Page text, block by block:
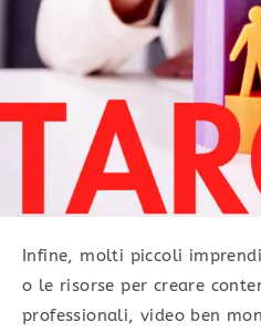
Infine, molti piccoli
o le risorse per creare
professionali, video ben